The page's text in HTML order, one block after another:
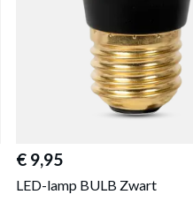
€ 9,95
LED-lamp BULB Zwart